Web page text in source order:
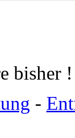
bisher !
-